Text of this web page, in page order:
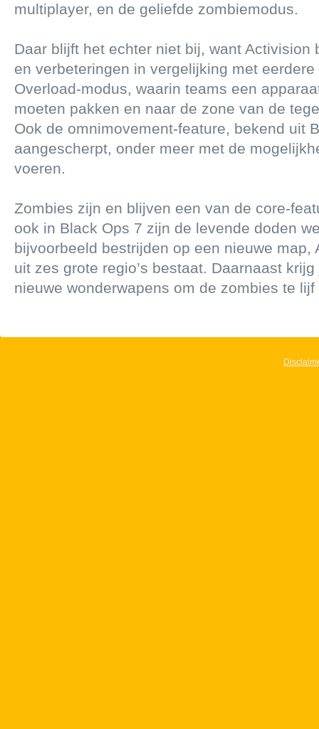
multiplayer, en de geliefde zombiemodus.
Daar blijft het echter niet bij, want Activision
en verbeteringen in vergelijking met
Overload-modus, waarin teams een
moeten pakken en naar de zone van de
Ook de omnimovement-feature, bekend uit
aangescherpt, onder meer met de
voeren.
Zombies zijn en blijven een van de core-
ook in Black Ops 7 zijn de levende doden
bijvoorbeeld bestrijden op een nieuwe map,
uit zes grote regio’s bestaat. Daarnaast
nieuwe wonderwapens om de zombies te lijf